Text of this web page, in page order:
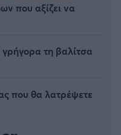
που αξίζει να
τη βαλίτσα
που θα λατρέψετε